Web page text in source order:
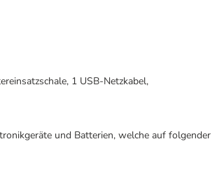
1 USB-Netzkabel,
und Batterien, welche auf folgender